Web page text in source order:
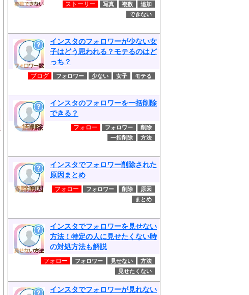
ストーリー 写真 複数
追加
できない
インスタのフォロワーが少ない女
子はどう思われる？モテるのはど
っち？
ブログ フォロワー 少ない 女子 モテる
インスタのフォロワーを一括削除
できる？
フォロー フォロワー
削除
一括削除
方法
インスタでフォロワー削除された
原因まとめ
フォロー フォロワー 削除
原因
まとめ
インスタでフォロワーを見せない
方法！特定の人に見せたくない時
の対処方法も解説
フォロー フォロワー 見せない
方法
見せたくない
インスタでフォロワーが見れない